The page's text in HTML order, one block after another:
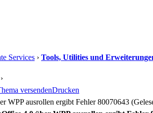
Services › Tools, Utilities und
›
versendenDrucken
WPP ausrollen ergibt Fehler 80070643